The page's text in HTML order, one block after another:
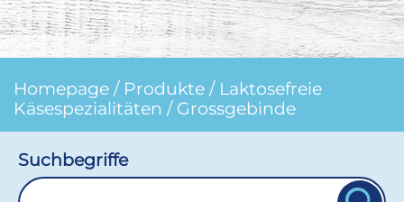
Homepage / Produkte / Laktosefreie
Käsespezialitäten / Grossgebinde
Suchbegriffe